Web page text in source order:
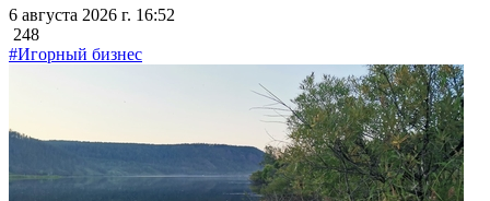
6 августа 2026 г. 16:52
248
#Игорный бизнес